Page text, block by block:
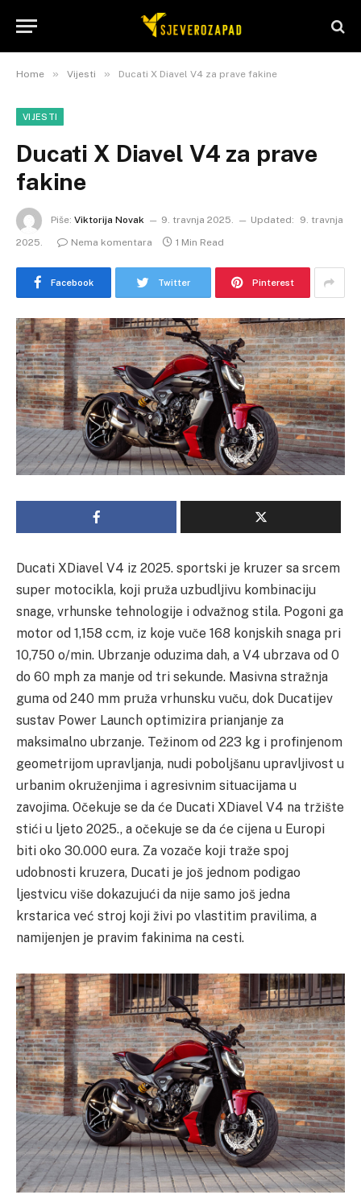
Home » Vijesti » Ducati X Diavel V4 za prave fakine
VIJESTI
Ducati X Diavel V4 za prave
fakine
Piše: Viktorija Novak 9. travnja 2025. Updated:
9. travnja
2025.
Nema komentara 1 Min Read
Facebook Twitter Pinterest
Ducati XDiavel V4 iz 2025. sportski je kruzer sa srcem
super motocikla, koji pruža uzbudljivu kombinaciju
snage, vrhunske tehnologije i odvažnog stila. Pogoni ga
motor od 1,158 ccm, iz koje vuče 168 konjskih snaga pri
10,750 o/min. Ubrzanje oduzima dah, a V4 ubrzava od 0
do 60 mph za manje od tri sekunde. Masivna stražnja
guma od 240 mm pruža vrhunsku vuču, dok Ducatijev
sustav Power Launch optimizira prianjanje za
maksimalno ubrzanje. Težinom od 223 kg i profinjenom
geometrijom upravljanja, nudi poboljšanu upravljivost u
urbanim okruženjima i agresivnim situacijama u
zavojima. Očekuje se da će Ducati XDiavel V4 na tržište
stići u ljeto 2025., a očekuje se da će cijena u Europi
biti oko 30.000 eura. Za vozače koji traže spoj
udobnosti kruzera, Ducati je još jednom podigao
ljestvicu više dokazujući da nije samo još jedna
krstarica već stroj koji živi po vlastitim pravilima, a
namijenjen je pravim fakinima na cesti.